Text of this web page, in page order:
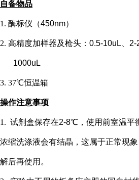
自备物品
1. 酶标仪（450nm）
2. 高精度加样器及枪头： 0.5-10uL、
1000uL
3. 37℃恒温箱
操作注意事项
1. 试剂盒保存在2-8℃，使用前室温平
浓缩洗涤液会有结晶，这属于正常现
解后再使用。